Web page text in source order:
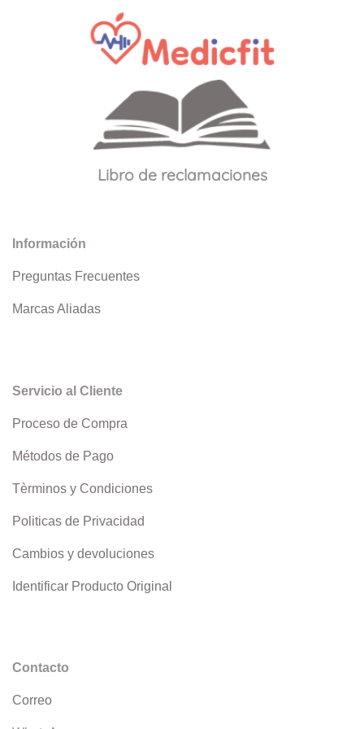
Libro de reclamaciones
Información
Preguntas Frecuentes
Marcas Aliadas
Servicio al Cliente
Proceso de Compra
Métodos de Pago
Tèrminos y Condiciones
Politicas de Privacidad
Cambios y devoluciones
Identificar Producto Original
Contacto
Correo